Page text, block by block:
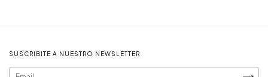
SUSCRIBITE A NUESTRO NEWSLETTER